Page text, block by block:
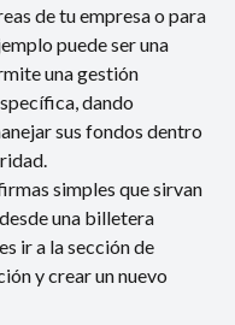
de tu empresa o para
puede ser una
una gestión
dando
sus fondos dentro
simples que sirvan
una billetera
ir a la sección de
y crear un nuevo